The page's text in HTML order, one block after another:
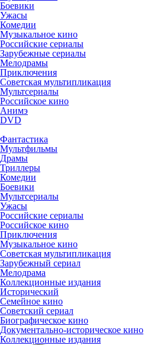
Боевики
Ужасы
Комедии
Музыкальное кино
Российские сериалы
Зарубежные сериалы
Мелодрамы
Приключения
Советская мультипликация
Мультсериалы
Российское кино
Анимэ
DVD
Фантастика
Мультфильмы
Драмы
Триллеры
Комедии
Боевики
Мультсериалы
Ужасы
Российские сериалы
Российское кино
Приключения
Музыкальное кино
Советская мультипликация
Зарубежный сериал
Мелодрама
Коллекционные издания
Исторический
Семейное кино
Советский сериал
Биографическое кино
Документально-историческое кино
Коллекционные издания